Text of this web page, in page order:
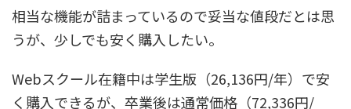
相当な機能が詰まっているので妥当な値段だとは思
うが、少しでも安く購入したい。
Webスクール在籍中は学生版（26,136円/年）で安
く購入できるが、卒業後は通常価格（72,336円/